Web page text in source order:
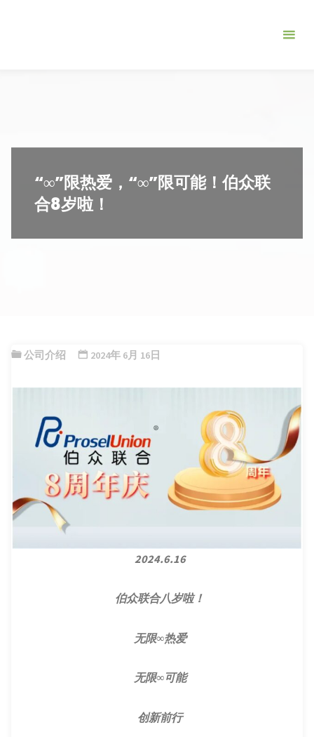
管
有
“∞”限热爱，“∞”限可能！伯众联
合8岁啦！
公司介绍 2024年 6月 16日
2024.6.16
伯众联合八岁啦！
无限∞热爱
无限∞可能
创新前行